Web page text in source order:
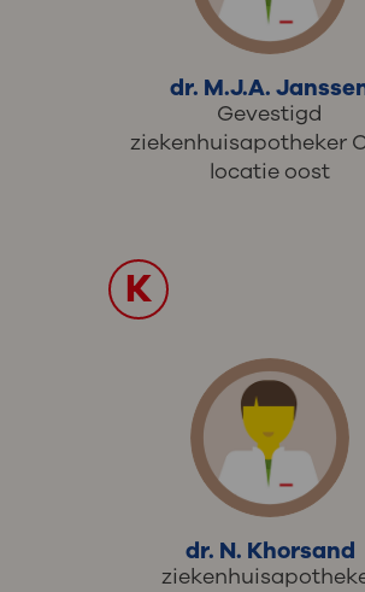
dr. M.J.A.
Gevestigd
ziekenhuisapotheker
locatie oost
K
dr. N. Khorsand